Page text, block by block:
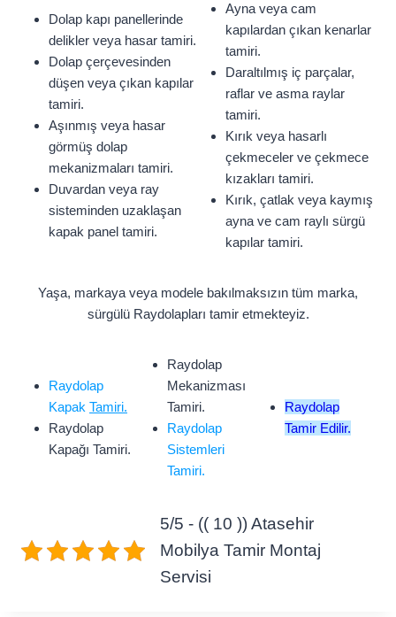
Dolap kapı panellerinde
delikler veya hasar tamiri.
Dolap çerçevesinden
düşen veya çıkan kapılar
tamiri.
Aşınmış veya hasar
görmüş dolap
mekanizmaları tamiri.
Duvardan veya ray
sisteminden uzaklaşan
kapak panel tamiri.
Ayna veya cam
kapılardan çıkan kenarlar
tamiri.
Daraltılmış iç parçalar,
raflar ve asma raylar
tamiri.
Kırık veya hasarlı
çekmeceler ve çekmece
kızakları tamiri.
Kırık, çatlak veya kaymış
ayna ve cam raylı sürgü
kapılar tamiri.
Yaşa, markaya veya modele bakılmaksızın tüm marka,
sürgülü Raydolapları tamir etmekteyiz.
Raydolap
Kapak Tamiri.
Raydolap
Kapağı Tamiri.
Raydolap
Mekanizması
Tamiri.
Raydolap
Sistemleri
Tamiri.
Raydolap
Tamir Edilir.
5/5 - (( 10 )) Atasehir
Mobilya Tamir Montaj
Servisi